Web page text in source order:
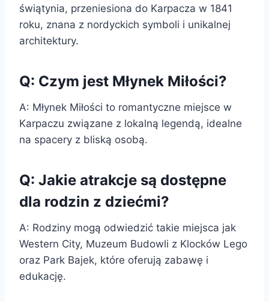
świątynia, przeniesiona do Karpacza w 1841
roku, znana z nordyckich symboli i unikalnej
architektury.
Q: Czym jest Młynek Miłości?
A: Młynek Miłości to romantyczne miejsce w
Karpaczu związane z lokalną legendą, idealne
na spacery z bliską osobą.
Q: Jakie atrakcje są dostępne
dla rodzin z dziećmi?
A: Rodziny mogą odwiedzić takie miejsca jak
Western City, Muzeum Budowli z Klocków Lego
oraz Park Bajek, które oferują zabawę i
edukację.